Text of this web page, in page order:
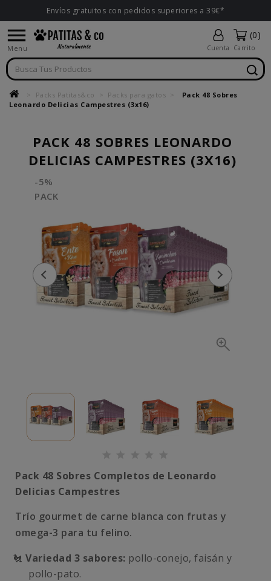
Envíos gratuitos con pedidos superiores a 39€*

Menu Cuenta
(0)
Carrito
Packs Patitas&co Packs para gatos
Pack 48 Sobres
Leonardo Delicias Campestres (3x16)
PACK 48 SOBRES LEONARDO
DELICIAS CAMPESTRES (3X16)
-5%
PACK
Pack 48 Sobres Completos de Leonardo
Delicias Campestres
Trío gourmet de carne blanca con frutas y
omega-3 para tu felino.
🐔 Variedad 3 sabores: pollo-conejo, faisán y
pollo-pato.